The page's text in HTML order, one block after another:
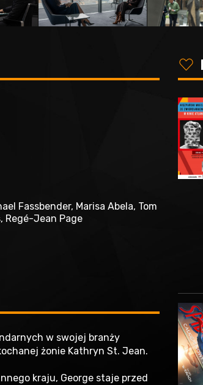
Fassbender, Marisa Abela, Tom
Regé-Jean Page
w swojej branży
żonie Kathryn St. Jean.
kraju, George staje przed
y